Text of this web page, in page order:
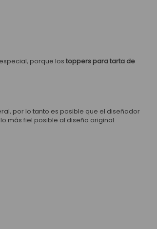
porque los toppers para tarta de
por lo tanto es posible que el diseñador
más fiel posible al diseño original.